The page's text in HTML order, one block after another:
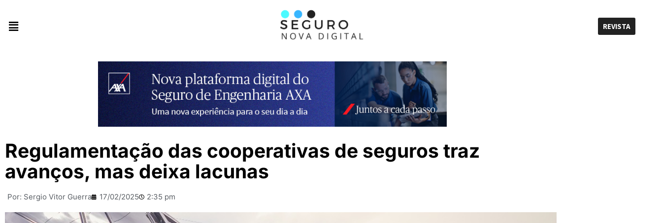
REVISTA
Regulamentação das cooperativas de seguros traz
avanços, mas deixa lacunas
Por: Sergio Vitor Guerra 17/02/2025 2:35 pm